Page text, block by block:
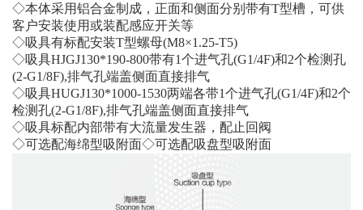
◇本体采用铝合金制成，正面和侧面分别带有T型槽，可供
客户安装使用或装配感应开关等
◇吸具有标配安装T型螺母(M8×1.25-T5)
◇吸具HJGJ130*190-800带有1个进气孔(G1/4F)和2个检测孔
(2-G1/8F),排气孔端盖侧面直接排气
◇吸具HUGJ130*1000-1530两端各带1个进气孔(G1/4F)和2个
检测孔(2-G1/8F),排气孔端盖侧面直接排气
◇吸具标配内部带有大流量发生器，配止回阀
◇可选配海绵型吸附面◇可选配吸盘型吸附面